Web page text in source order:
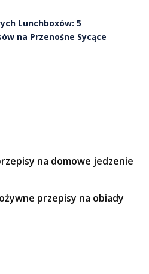
Lunchboxów: 5
na Przenośne Sycące
na domowe jedzenie
przepisy na obiady